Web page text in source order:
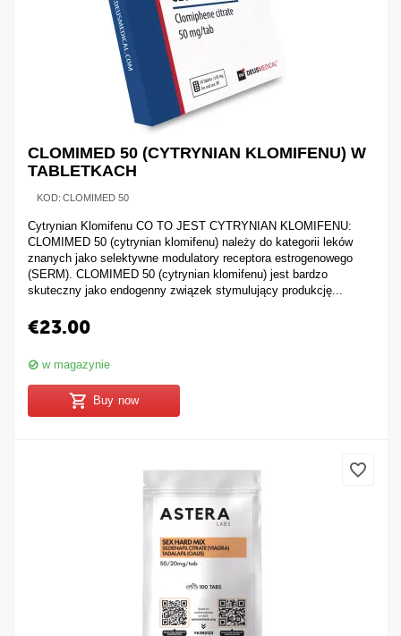
CLOMIMED 50 (CYTRYNIAN KLOMIFENU) W
TABLETKACH
KOD: CLOMIMED 50
Cytrynian Klomifenu CO TO JEST CYTRYNIAN KLOMIFENU:
CLOMIMED 50 (cytrynian klomifenu) należy do kategorii leków
znanych jako selektywne modulatory receptora estrogenowego
(SERM). CLOMIMED 50 (cytrynian klomifenu) jest bardzo
skuteczny jako endogenny związek stymulujący produkcję...
€23.00
w magazynie
Buy now